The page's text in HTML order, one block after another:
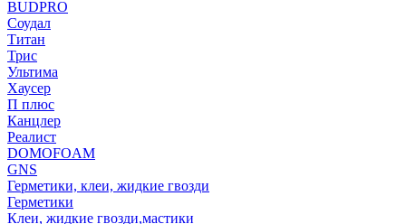
BUDPRO
Соудал
Титан
Трис
Ультима
Хаусер
П плюс
Канцлер
Реалист
DOMOFOAM
GNS
Герметики, клеи, жидкие гвозди
Герметики
Клеи, жидкие гвозди,мастики